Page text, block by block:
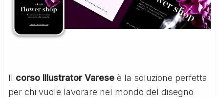
Il corso Illustrator Varese è la soluzione perfetta
per chi vuole lavorare nel mondo del disegno